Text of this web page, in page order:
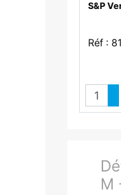
100 et
S&P
Réf :
M